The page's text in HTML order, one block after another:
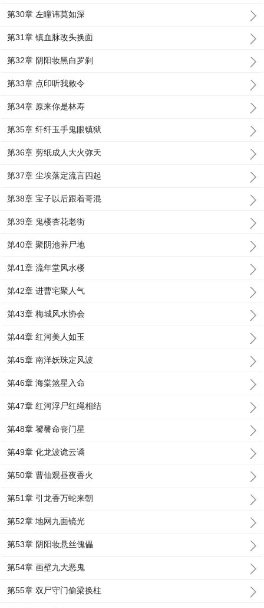
第30章 左瞳讳莫如深
第31章 镇血脉改头换面
第32章 阴阳妆黑白罗刹
第33章 点印听我敕令
第34章 原来你是林寿
第35章 纤纤玉手鬼眼镇狱
第36章 剪纸成人大火弥天
第37章 尘埃落定流言四起
第38章 宝子以后跟着哥混
第39章 鬼楼杏花老街
第40章 聚阴池养尸地
第41章 流年堂风水楼
第42章 进曹宅聚人气
第43章 梅城风水协会
第44章 红河美人如玉
第45章 南洋妖珠定风波
第46章 海棠煞星入命
第47章 红河浮尸红绳相结
第48章 饕餮命丧门星
第49章 化龙波诡云谲
第50章 曹仙观昼夜香火
第51章 引龙香万蛇来朝
第52章 地网九面镜光
第53章 阴阳妆悬丝傀儡
第54章 画壁九大恶鬼
第55章 双尸守门偷梁换柱